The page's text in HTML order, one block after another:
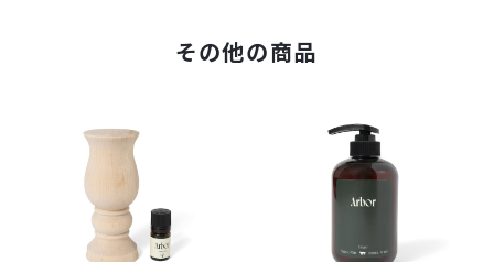
その他の商品